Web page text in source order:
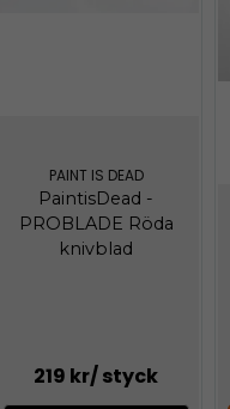
PAINT IS DEAD
PaintisDead -
PROBLADE Röda
knivblad
219 kr/ styck